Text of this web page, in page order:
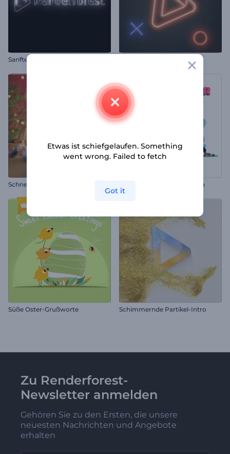
Sanftes Licht Logo Reveal Leuchtende Spiele Intro
Hoppy Ostern Animationen
Süße Oster-Grußworte Schimmernde Partikel-Intro
Zu Renderforest-
Newsletter anmelden
Gehören Sie zu den Ersten, die unsere
neuesten Nachrichten und Angebote
erhalten
Etwas ist schiefgelaufen. Something
went wrong. Failed to fetch
Got it